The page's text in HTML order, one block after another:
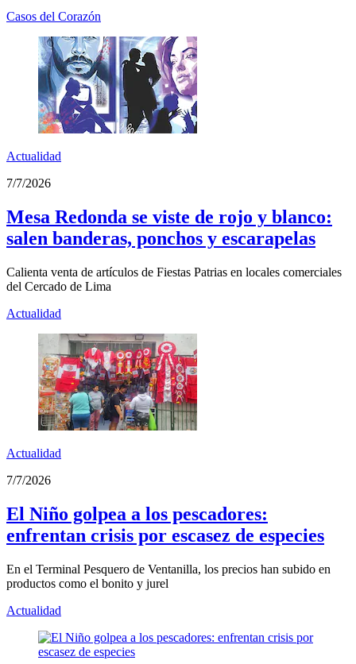
Casos del Corazón
Actualidad
7/7/2026
Mesa Redonda se viste de rojo y blanco:
salen banderas, ponchos y escarapelas
Calienta venta de artículos de Fiestas Patrias en locales comerciales
del Cercado de Lima
Actualidad
Actualidad
7/7/2026
El Niño golpea a los pescadores:
enfrentan crisis por escasez de especies
En el Terminal Pesquero de Ventanilla, los precios han subido en
productos como el bonito y jurel
Actualidad